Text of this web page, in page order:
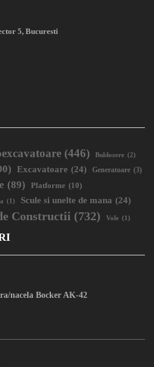
5, Bucuresti
(446) Buldozere (2)
Excavatoare (24) Generatoare (3)
(89) Platforme (10)
(1) Scule si unelte de mana (24)
Constructii (732) Vole (1)
nacela Bocker AK-42